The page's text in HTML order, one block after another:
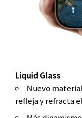
Liquid Glass
Nuevo
refleja y refracta